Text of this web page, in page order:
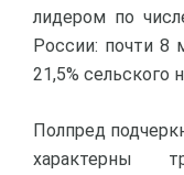
лидером по
России: почти 8
21,5% сельского
Полпред
характерны